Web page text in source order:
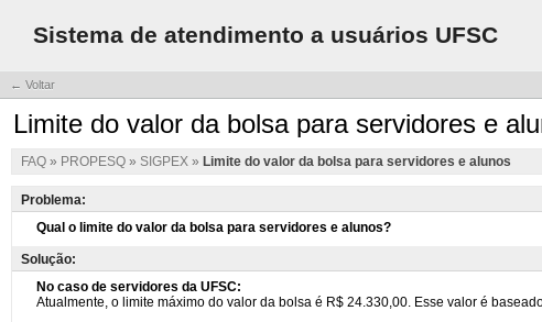
Sistema de atendimento a usuários UFSC
← Voltar
Limite do valor da bolsa para servidores e
FAQ » PROPESQ » SIGPEX » Limite do valor da bolsa para servidores e alunos
Problema:
Solução: